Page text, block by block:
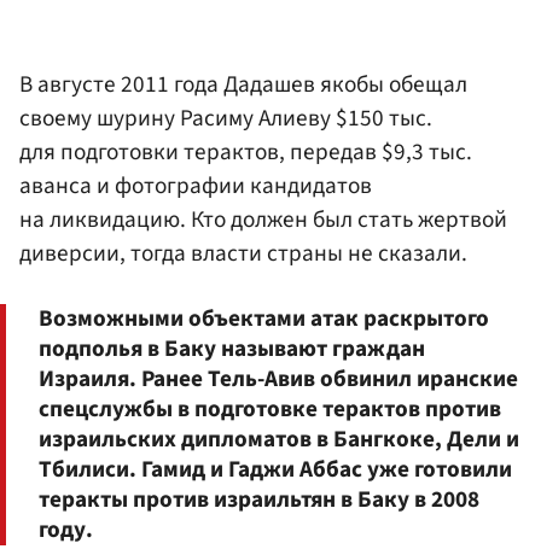
В августе 2011 года Дадашев якобы обещал
своему шурину Расиму Алиеву $150 тыс.
для подготовки терактов, передав $9,3 тыс.
аванса и фотографии кандидатов
на ликвидацию. Кто должен был стать жертвой
диверсии, тогда власти страны не сказали.
Возможными объектами атак раскрытого
подполья в Баку называют граждан
Израиля. Ранее Тель-Авив обвинил иранские
спецслужбы в подготовке терактов против
израильских дипломатов в Бангкоке, Дели и
Тбилиси. Гамид и Гаджи Аббас уже готовили
теракты против израильтян в Баку в 2008
году.